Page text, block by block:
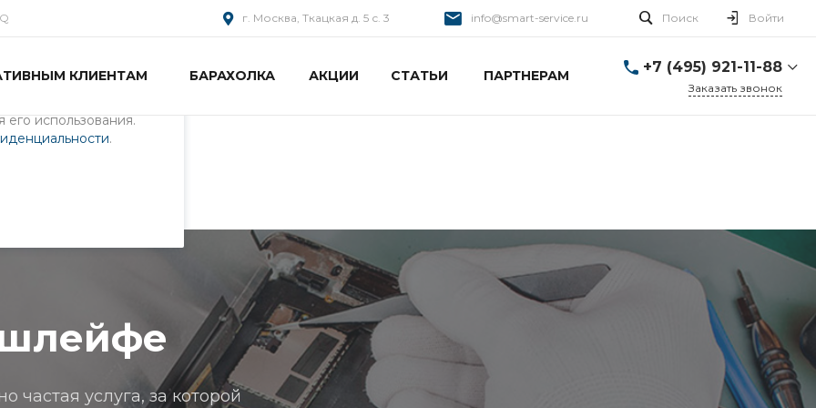
и
использования.
.
г. Москва, Ткацкая д. 5 с. 3 info@smart-service.ru Поиск Войти
КЛИЕНТАМ БАРАХОЛКА АКЦИИ СТАТЬИ ПАРТНЕРАМ
+7 (495) 921-11-88
Заказать звонок
услуга, за которой